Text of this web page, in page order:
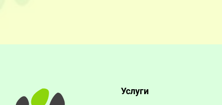
Услуги